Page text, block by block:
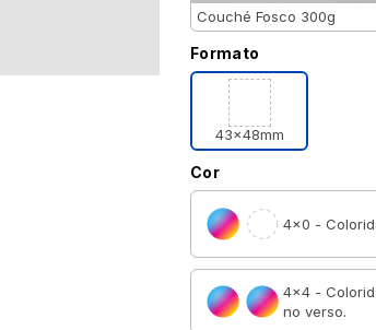
Couché Fosco 300g
Formato
43x48mm
Cor
4×0 -
4×4 -
no verso.